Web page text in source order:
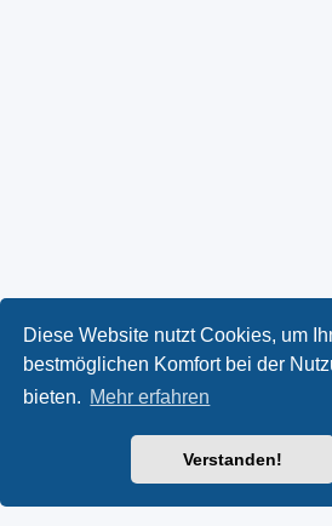
Diese Website nutzt Cookies, um
bestmöglichen Komfort bei der
bieten. Mehr erfahren
Verstanden!